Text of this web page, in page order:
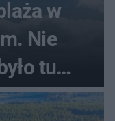
w
Nie
tu